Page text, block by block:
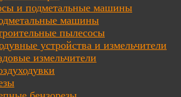
и подметальные машины
машины
пылесосы
устройства и измельчители
измельчители